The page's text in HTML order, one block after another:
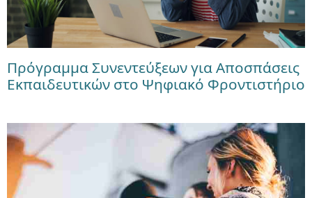
Πρόγραμμα Συνεντεύξεων για Αποσπάσεις
Εκπαιδευτικών στο Ψηφιακό Φροντιστήριο